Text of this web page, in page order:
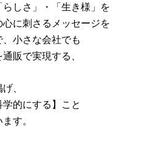
しさ」・「生き様」を
に刺さるメッセージを
小さな会社でも
販で実現する、
、
学的にする】こと
す。